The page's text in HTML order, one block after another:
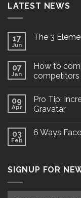
LATEST NEWS
17
Jun
The 3
07
Jan
How to
competitors
09
Apr
Pro Tip:
Gravatar
03
Feb
6 Ways
SIGNUP FOR